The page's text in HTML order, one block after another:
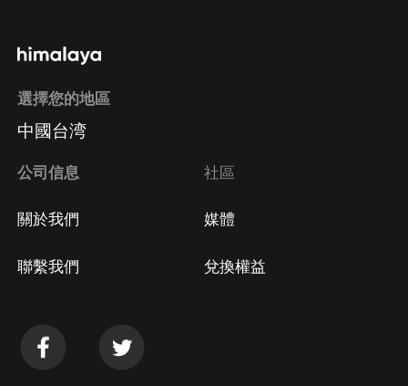
選擇您的地區
中國台湾
公司信息
關於我們
聯繫我們
社區
媒體
兌換權益